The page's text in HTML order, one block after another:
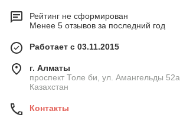
Рейтинг не сформирован
Менее 5 отзывов за последний год
Работает с 03.11.2015
г. Алматы
проспект Толе би, ул. Амангельды
Казахстан
Контакты